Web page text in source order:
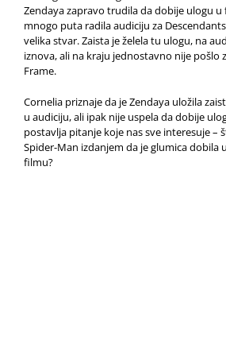
Zendaya zapravo trudila da dobije ulogu u
mnogo puta radila audiciju za
velika stvar. Zaista je želela tu ulogu, na
iznova, ali na kraju jednostavno nije pošlo
Frame.
Cornelia priznaje da je Zendaya uložila
u audiciju, ali ipak nije uspela da dobije
postavlja pitanje koje nas sve interesuje –
Spider-Man izdanjem da je glumica dobila
filmu?